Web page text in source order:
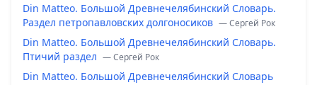
Din Matteo. Большой Древнечелябинский Словарь.
Раздел петропавловских долгоносиков — Сергей Рок
Din Matteo. Большой Древнечелябинский Словарь.
Птичий раздел — Сергей Рок
Din Matteo. Большой Древнечелябинский Словарь